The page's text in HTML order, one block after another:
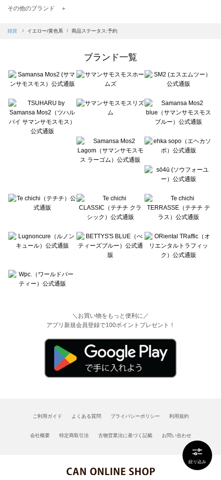
絞り込み
TSUHARU by Samansa Mos2（ツハルバイサマンサモスモス）の雑貨一覧
Samansa Mos2 blue（サマンサモスモス ブルー）の雑貨一覧
sō4ū（ソウフォーユー）の雑貨一覧
Te chichi（テチチ）の雑貨一覧
Te chichi CLASSIC（テチチ クラシック）の雑貨一覧
Lugnoncure（ルノンキュール）の雑貨一覧
BETTY'S BLUE（べティーズブルー）の雑貨一覧
Wpc.（ワールドパーティー）の雑貨一覧
その他のブランド ＋
雑貨 イエロー/黄色系 商品ステータス:予約
ブランド一覧
＼お買い物をもっと便利に／
アプリ新規会員登録で100ポイントプレゼント！
ご利用ガイド よくある質問 プライバシーポリシー 利用規約
会社概要 特定商取引法 古物営業法に基づく記載 お問い合わせ